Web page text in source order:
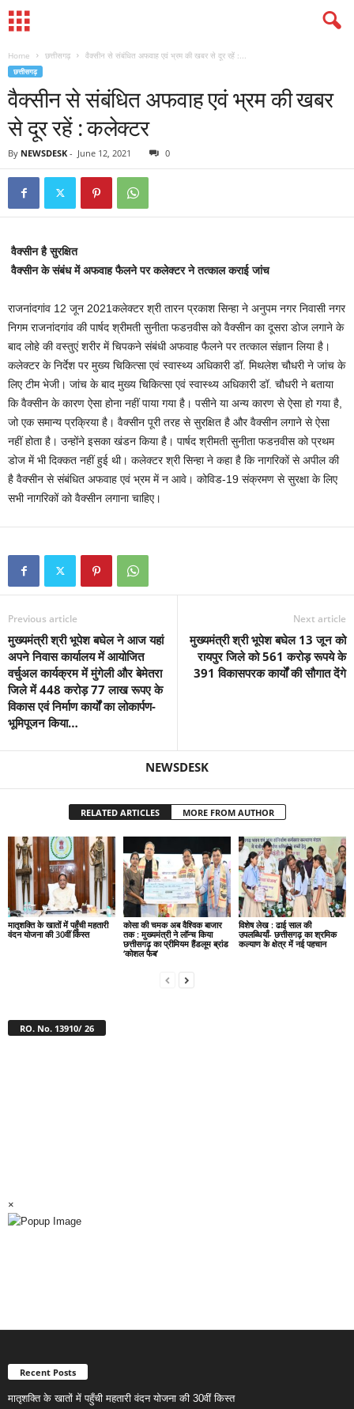
Home छत्तीसगढ़ वैक्सीन से संबंधित अफवाह एवं भ्रम की खबर से दूर रहें :...
छत्तीसगढ़
वैक्सीन से संबंधित अफवाह एवं भ्रम की खबर
से दूर रहें : कलेक्टर
By NEWSDESK - June 12, 2021 0
वैक्सीन है सुरक्षित
वैक्सीन के संबंध में अफवाह फैलने पर कलेक्टर ने तत्काल कराई जांच
राजनांदगांव 12 जून 2021कलेक्टर श्री तारन प्रकाश सिन्हा ने अनुपम नगर निवासी नगर
निगम राजनांदगांव की पार्षद श्रीमती सुनीता फडऩवीस को वैक्सीन का दूसरा डोज लगाने के
बाद लोहे की वस्तुएं शरीर में चिपकने संबंधी अफवाह फैलने पर तत्काल संज्ञान लिया है।
कलेक्टर के निर्देश पर मुख्य चिकित्सा एवं स्वास्थ्य अधिकारी डॉ. मिथलेश चौधरी ने जांच के
लिए टीम भेजी। जांच के बाद मुख्य चिकित्सा एवं स्वास्थ्य अधिकारी डॉ. चौधरी ने बताया
कि वैक्सीन के कारण ऐसा होना नहीं पाया गया है। पसीने या अन्य कारण से ऐसा हो गया है,
जो एक समान्य प्रक्रिया है। वैक्सीन पूरी तरह से सुरक्षित है और वैक्सीन लगाने से ऐसा
नहीं होता है। उन्होंने इसका खंडन किया है। पार्षद श्रीमती सुनीता फडऩवीस को प्रथम
डोज में भी दिक्कत नहीं हुई थी। कलेक्टर श्री सिन्हा ने कहा है कि नागरिकों से अपील की
है वैक्सीन से संबंधित अफवाह एवं भ्रम में न आवे। कोविड-19 संक्रमण से सुरक्षा के लिए
सभी नागरिकों को वैक्सीन लगाना चाहिए।
Previous article
मुख्यमंत्री श्री भूपेश बघेल ने आज यहां
अपने निवास कार्यालय में आयोजित
वर्चुअल कार्यक्रम में मुंगेली और बेमेतरा
जिले में 448 करोड़ 77 लाख रूपए के
विकास एवं निर्माण कार्यों का लोकार्पण-
भूमिपूजन किया…
Next article
मुख्यमंत्री श्री भूपेश बघेल 13 जून को
रायपुर जिले को 561 करोड़ रूपये के
391 विकासपरक कार्यों की सौगात देंगे
NEWSDESK
RELATED ARTICLES MORE FROM AUTHOR
मातृशक्ति के खातों में पहुँची महतारी
वंदन योजना की 30वीं किस्त
कोसा की चमक अब वैश्विक बाजार
तक : मुख्यमंत्री ने लॉन्च किया
छत्तीसगढ़ का प्रीमियम हैंडलूम ब्रांड
‘कोशल फैब’
विशेष लेख : ढाई साल की
उपलब्धियाँ- छत्तीसगढ़ का श्रमिक
कल्याण के क्षेत्र में नई पहचान
RO. No. 13910/ 26
×
Recent Posts
मातृशक्ति के खातों में पहुँची महतारी वंदन योजना की 30वीं किस्त